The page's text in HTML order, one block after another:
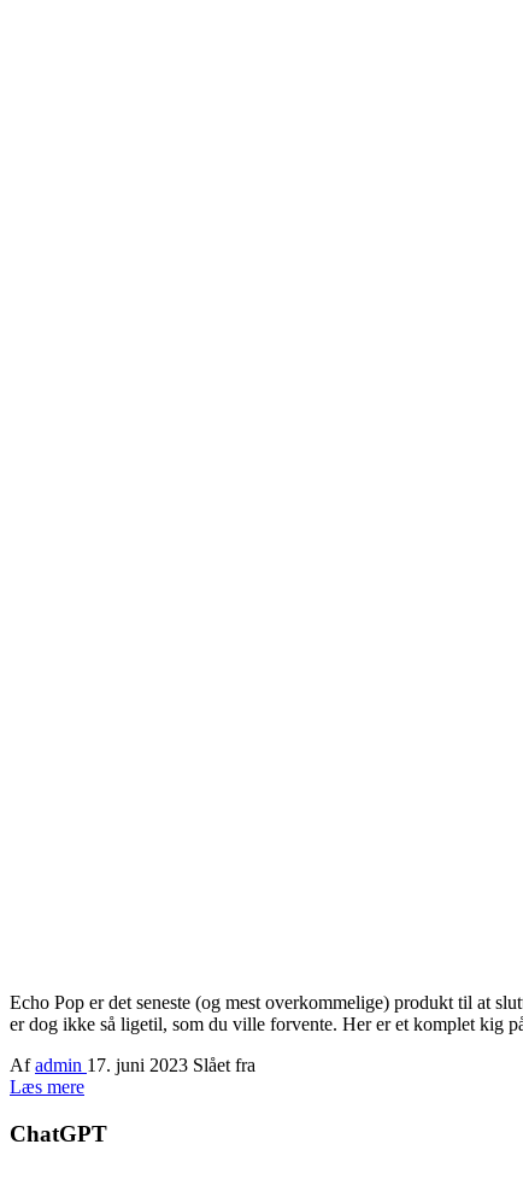
Echo Pop er det seneste (og mest overkommelige) produkt til at
er dog ikke så ligetil, som du ville forvente. Her er et komplet kig
Af admin 17. juni 2023 Slået fra
Læs mere
ChatGPT